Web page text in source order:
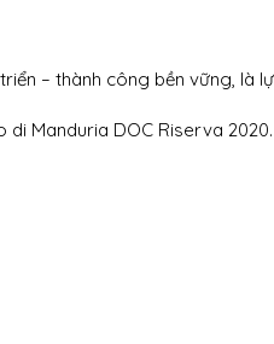
– thành công bền vững,
Manduria DOC Riserva